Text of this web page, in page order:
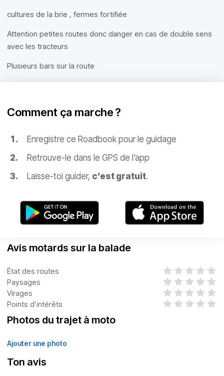
cultures de la brie , fermes fortifiée
Attention petites routes donc danger en cas de double sens
avec les tracteurs
Plusieurs bars sur la route
Comment ça marche ?
Enregistre ce Roadbook pour le guidage
Retrouve-le dans le GPS de l’app
Laisse-toi guider, c’est gratuit.
Avis motards sur la balade
État des routes
Paysages
Virages
Points d’intérêts
Photos du trajet à moto
Ajouter une photo
Ton avis